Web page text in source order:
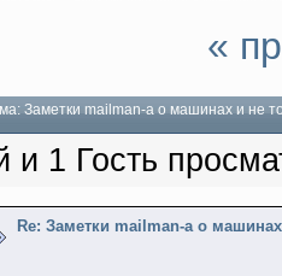
«
Заметки mailman-a о машинах и не
и 1 Гость
Re: Заметки mailman-a о